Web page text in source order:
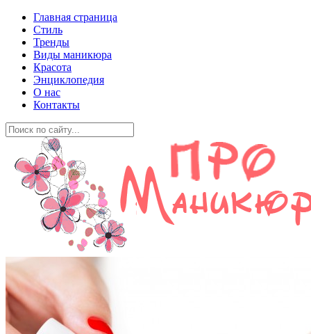
Главная страница
Стиль
Тренды
Виды маникюра
Красота
Энциклопедия
О нас
Контакты